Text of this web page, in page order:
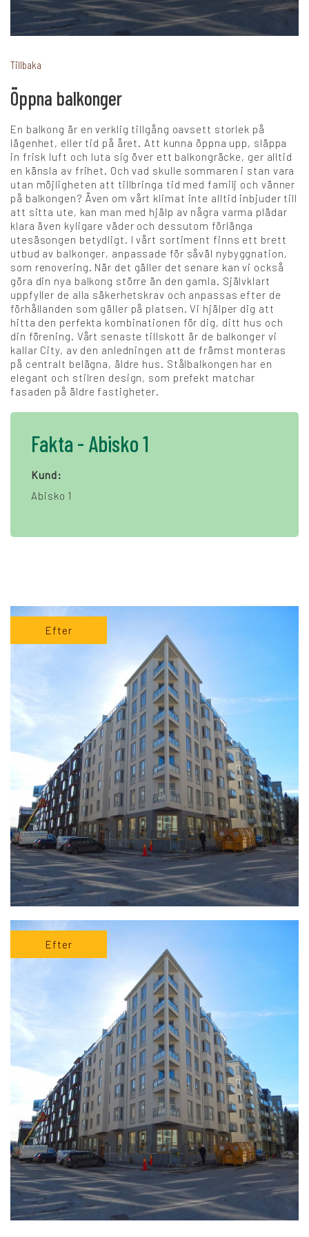
Språk:
SV DK NO FI DE
NL UK CH PL
Tillbaka
Öppna balkonger
En balkong är en verklig tillgång oavsett storlek på
lägenhet, eller tid på året. Att kunna öppna upp, släppa
in frisk luft och luta sig över ett balkongräcke, ger alltid
en känsla av frihet. Och vad skulle sommaren i stan vara
utan möjligheten att tillbringa tid med familj och vänner
på balkongen? Även om vårt klimat inte alltid inbjuder till
att sitta ute, kan man med hjälp av några varma plädar
klara även kyligare väder och dessutom förlänga
utesäsongen betydligt. I vårt sortiment finns ett brett
utbud av balkonger, anpassade för såväl nybyggnation,
som renovering. När det gäller det senare kan vi också
göra din nya balkong större än den gamla. Självklart
uppfyller de alla säkerhetskrav och anpassas efter de
förhållanden som gäller på platsen. Vi hjälper dig att
hitta den perfekta kombinationen för dig, ditt hus och
din förening. Vårt senaste tillskott är de balkonger vi
kallar City, av den anledningen att de främst monteras
på centralt belägna, äldre hus. Stålbalkongen har en
elegant och stilren design, som prefekt matchar
fasaden på äldre fastigheter.
Fakta - Abisko 1
Kund:
Abisko 1
Efter
Efter